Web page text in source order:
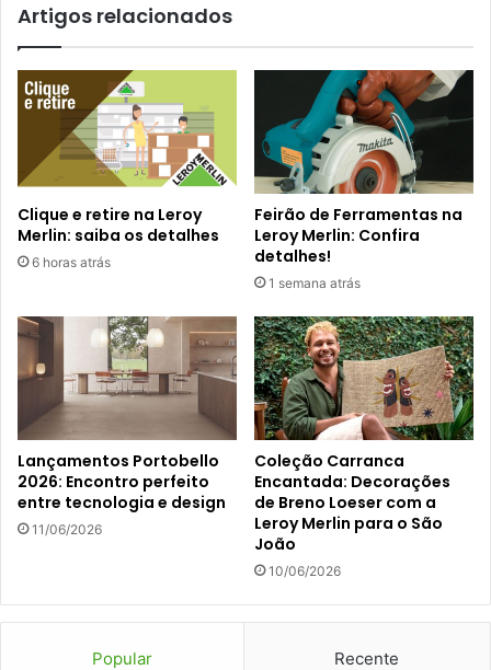
Artigos relacionados
Clique e retire na Leroy
Merlin: saiba os detalhes
6 horas atrás
Feirão de Ferramentas na
Leroy Merlin: Confira
detalhes!
1 semana atrás
Lançamentos Portobello
2026: Encontro perfeito
entre tecnologia e design
11/06/2026
Coleção Carranca
Encantada: Decorações
de Breno Loeser com a
Leroy Merlin para o São
João
10/06/2026
Popular Recente